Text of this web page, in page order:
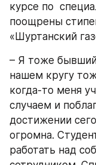
курсе по
поощрены
«Шуртанский
– Я тоже бывший
нашем кругу
когда-то меня
случаем и
достижении
огромна.
работать над